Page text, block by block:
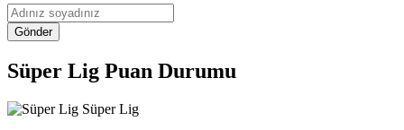
Gönder
Süper Lig Puan Durumu
Süper Lig